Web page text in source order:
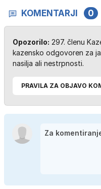
KOMENTARJI 0
Opozorilo: 297. členu
kazensko odgovoren za
nasilja ali nestrpnosti.
PRAVILA ZA OBJAVO